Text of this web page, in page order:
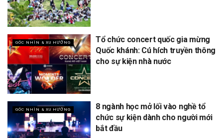
GÓC NHÌN & XU HƯỚNG
Tổ chức concert quốc gia mừng
Quốc khánh: Cú hích truyền thông
cho sự kiện nhà nước
GÓC NHÌN & XU HƯỚNG
8 ngành học mở lối vào nghề tổ
chức sự kiện dành cho người mới
bắt đầu